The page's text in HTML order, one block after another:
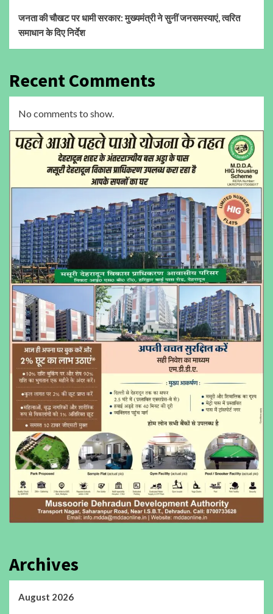
जनता की चौखट पर धामी सरकार: मुख्यमंत्री ने सुनीं जनसमस्याएं, त्वरित
समाधान के दिए निर्देश
Recent Comments
No comments to show.
Archives
August 2026